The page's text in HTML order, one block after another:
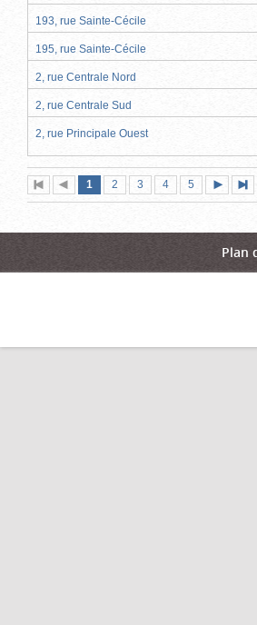
193, rue Sainte-Cécile
195, rue Sainte-Cécile
2, rue Centrale Nord
2, rue Centrale Sud
2, rue Principale Ouest
Première
page
Page
précédente
Page
1 (page
actuelle)
Page
2 Page
3 Page
4 Page
5
suivante
Plan